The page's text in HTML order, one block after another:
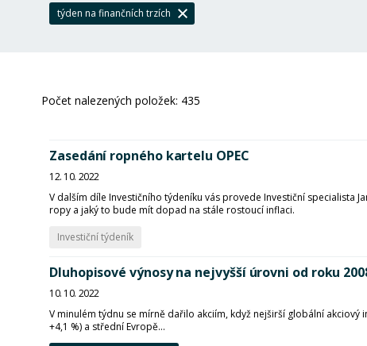
týden na finančních trzích
Počet nalezených položek: 435
Zasedání ropného kartelu OPEC
12. 10. 2022
V dalším díle Investičního týdeníku vás provede Investiční specialista
ropy a jaký to bude mít dopad na stále rostoucí inflaci.
Investiční týdeník
Dluhopisové výnosy na nejvyšší úrovni od roku
10. 10. 2022
V minulém týdnu se mírně dařilo akciím, když nejširší globální akciový
+4,1 %) a střední Evropě...